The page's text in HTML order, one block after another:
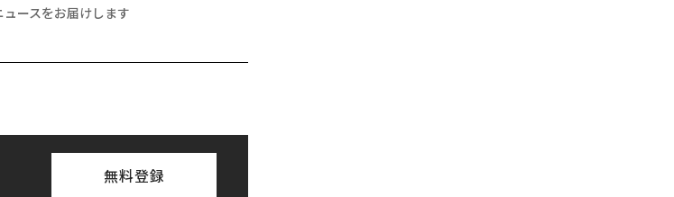
ースをお届けします
無料登録